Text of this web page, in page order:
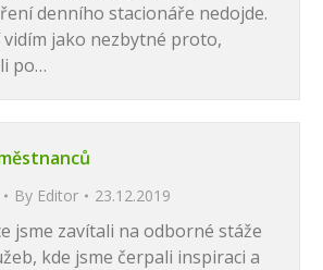
denního stacionáře nedojde.
jako nezbytné proto,
po…
By Editor 23.12.2019
jsme zavítali na odborné stáže
kde jsme čerpali inspiraci a